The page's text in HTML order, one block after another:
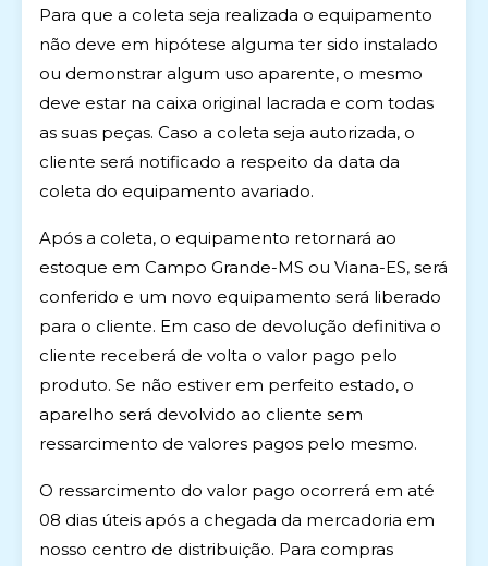
Para que a coleta seja realizada o equipamento
não deve em hipótese alguma ter sido instalado
ou demonstrar algum uso aparente, o mesmo
deve estar na caixa original lacrada e com todas
as suas peças. Caso a coleta seja autorizada, o
cliente será notificado a respeito da data da
coleta do equipamento avariado.
Após a coleta, o equipamento retornará ao
estoque em Campo Grande-MS ou Viana-ES, será
conferido e um novo equipamento será liberado
para o cliente. Em caso de devolução definitiva o
cliente receberá de volta o valor pago pelo
produto. Se não estiver em perfeito estado, o
aparelho será devolvido ao cliente sem
ressarcimento de valores pagos pelo mesmo.
O ressarcimento do valor pago ocorrerá em até
08 dias úteis após a chegada da mercadoria em
nosso centro de distribuição. Para compras